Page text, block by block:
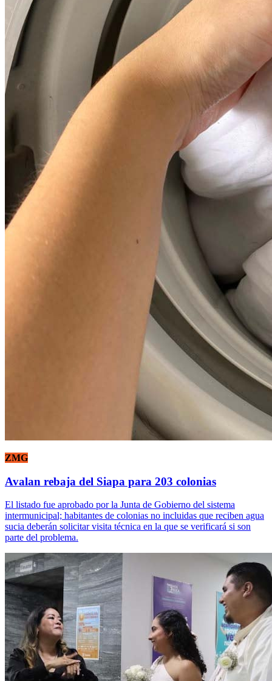
ZMG
Avalan rebaja del Siapa para 203 colonias
El listado fue aprobado por la Junta de Gobierno del sistema
intermunicipal; habitantes de colonias no incluidas que reciben agua
sucia deberán solicitar visita técnica en la que se verificará si son
parte del problema.